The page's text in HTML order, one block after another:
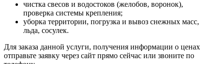
чистка свесов и водостоков (желобов, воронок),
проверка системы крепления;
уборка территории, погрузка и вывоз снежных масс,
льда, сосулек.
Для заказа данной услуги, получения информации о ценах
отправьте заявку через сайт прямо сейчас или звоните по